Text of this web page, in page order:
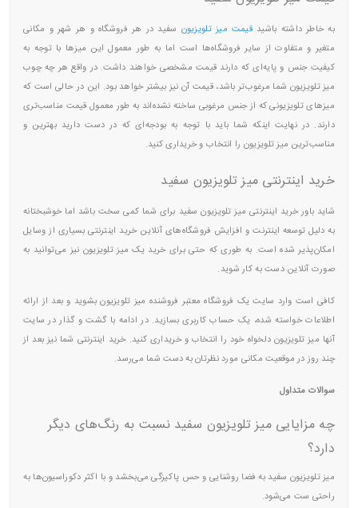
به خاطر داشته باشید قیمت میز تلویزیون سفید در هر فروشگاه و هر شهر و مکانی
متغیر و متفاوت از سایر فروشگاه‌ها است اما به طور معمول این میزها با توجه به
کیفیت جنس و پایه‌ای که دارند قیمت مشخصی خواهند داشت. در واقع هر چه چوب
میز تلویزیون شما مرغوب‌تر باشد، قیمت آن نیز بیشتر خواهد بود. این در حالی است که
میزهای تلویزیونی که از جنس مرغوبی ساخته نشده‌اند به طور معمول قیمت مناسب‌تری
دارند. در نهایت اینکه شما باید با توجه به بودجه‌ای که در دست دارید بهترین و
مناسب‌ترین میز تلویزیون را انتخاب و خریداری کنید.
خرید اینترنتی میز تلویزیون سفید
شاید باور خرید اینترنتی میز تلویزیون سفید برای شما کمی سخت باشد اما خوشبختانه
به دلیل توسعه اینترنت و افزایش فروشگاه‌های آنلاین خرید اینترنتی بسیاری از وسایل
امکان‌پذیر شده است. به طوری که حتی برای خرید یک میز تلویزیون نیز می‌توانید به
صورت آنلاین دست به کار شوید.
کافی است وارد سایت یک فروشگاه معتبر فروشنده میز تلویزیون بشوید و بعد از ارائه
اطلاعات خواسته شده، یک حساب کاربری بسازید. در ادامه با گشت و گذار در سایت
آنها میز تلویزیون دلخواه خود را انتخاب و خریداری کنید. خرید اینترنتی شما نیز بعد از
چند روز در موقعیت مکانی مورد نظرتان به دست شما می‌رسد.
سوالات متداول
چه مزایایی میز تلویزیون سفید نسبت به رنگ‌های دیگر
دارد؟
میز تلویزیون سفید به فضا روشنایی و حس پاکیزگی می‌بخشد و با اکثر دکوراسیون‌ها به
راحتی ست می‌شود.